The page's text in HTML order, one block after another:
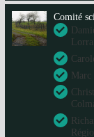
Comité